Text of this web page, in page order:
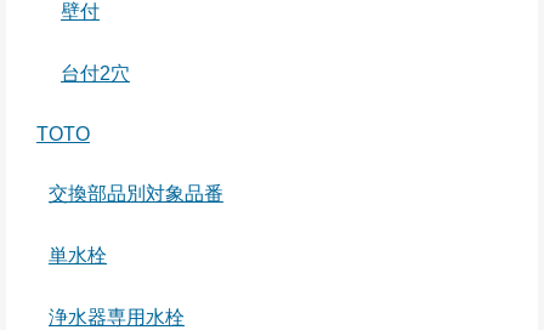
壁付
台付2穴
TOTO
交換部品別対象品番
単水栓
浄水器専用水栓